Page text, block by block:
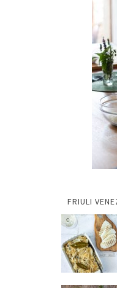
FRIULI